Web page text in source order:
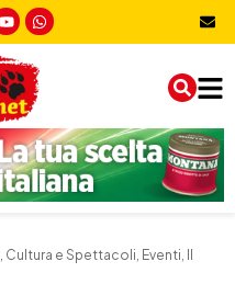
Cultura e Spettacoli Eventi Il